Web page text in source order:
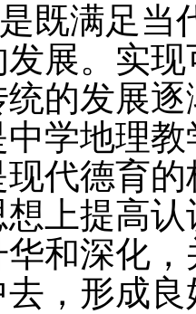
既满足当
展。实
的发展
学地理
代德育
上提高
和深化
，形成